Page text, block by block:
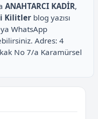
ANAHTARCI KADİR,
Kilitlerblog yazısı
WhatsApp
Adres: 4
No 7/a Karamürsel